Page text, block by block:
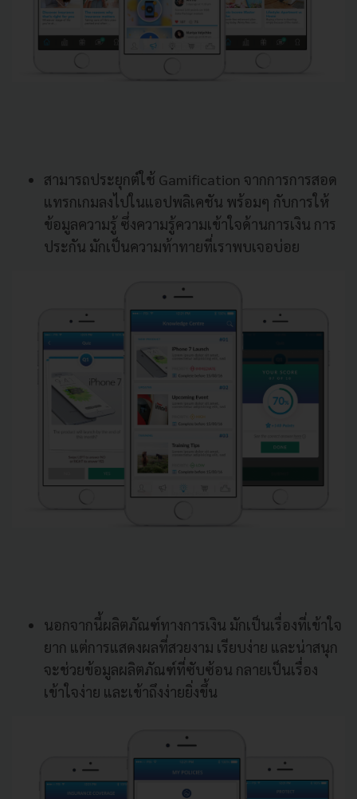
สามารถประยุกต์ใช้ Gamification จากการการสอด
แทรกเกมลงไปในแอปพลิเคชัน พร้อมๆ กับการให้
ข้อมูลความรู้ ซึ่งความรู้ความเข้าใจด้านการเงิน การ
ประกัน มักเป็นความท้าทายที่เราพบเจอบ่อย
นอกจากนี้ผลิตภัณฑ์ทางการเงิน มักเป็นเรื่องที่เข้าใจ
ยาก แต่การแสดงผลที่สวยงาม เรียบง่าย และน่าสนุก
จะช่วยข้อมูลผลิตภัณฑ์ที่ซับซ้อน กลายเป็นเรื่อง
เข้าใจง่าย และเข้าถึงง่ายยิ่งขึ้น